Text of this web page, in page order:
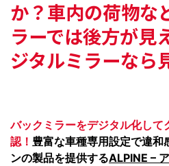
か？車内の荷物な
ラーでは後方が見
ジタルミラーなら
バックミラーをデジタル化して
認！ 豊富な車種専用設定で違和
ンの製品を提供するALPINE –